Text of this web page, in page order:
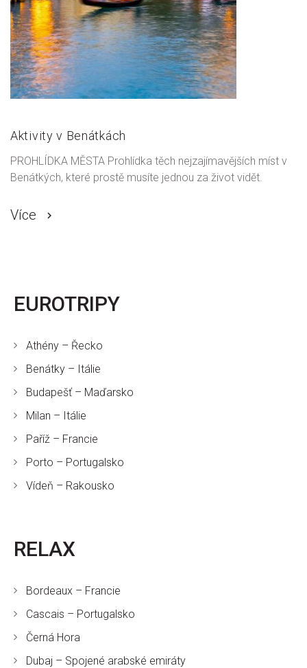
Aktivity v Benátkách
PROHLÍDKA MĚSTA Prohlídka těch nejzajímavějších míst v
Benátkých, které prostě musíte jednou za život vidět.
Více
EUROTRIPY
Athény – Řecko
Benátky – Itálie
Budapešť – Maďarsko
Milan – Itálie
Paříž – Francie
Porto – Portugalsko
Vídeň – Rakousko
RELAX
Bordeaux – Francie
Cascais – Portugalsko
Černá Hora
Dubaj – Spojené arabské emiráty